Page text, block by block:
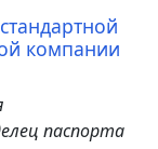
компании
паспорта